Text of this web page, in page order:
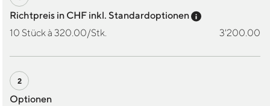
Richtpreis in CHF inkl. Standardoptionen
Preis-Tooltip
10 Stück à 320.00/Stk.
3'200.00
Optionen